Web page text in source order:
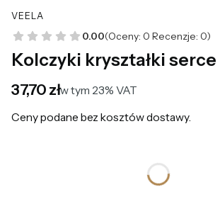
VEELA
0.00(Oceny: 0 Recenzje: 0)
Kolczyki kryształki serce
Cena
37,70 złw tym 23% VAT
w tym 23% VAT
Ceny podane bez kosztów dostawy.